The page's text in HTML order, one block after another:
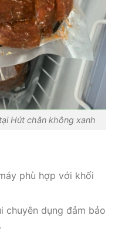
Hút chân không xanh
phù hợp với khối
chuyên dụng đảm bảo